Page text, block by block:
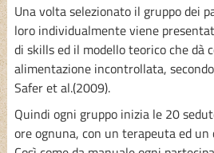
Una volta selezionato il gruppo dei
loro individualmente viene
di skills ed il modello teorico che dà
alimentazione incontrollata,
Safer et al.(2009).
Quindi ogni gruppo inizia le 20
ore ognuna, con un terapeuta ed un